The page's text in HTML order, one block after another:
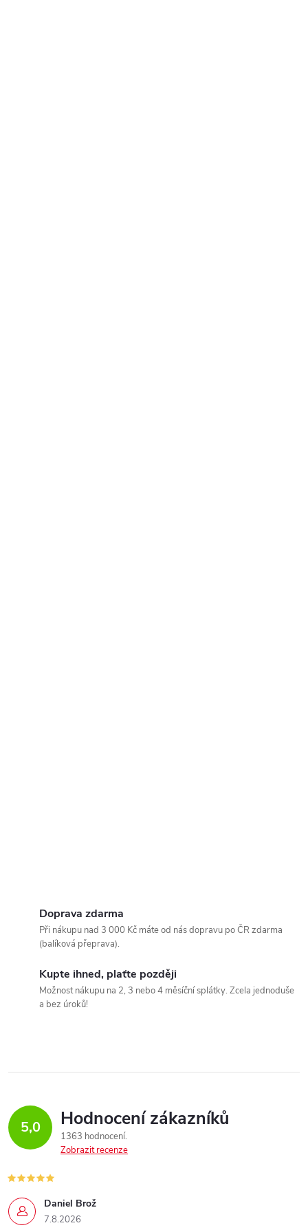
Doprava zdarma
Při nákupu nad 3 000 Kč máte od nás dopravu po ČR zdarma
(balíková přeprava).
Kupte ihned, plaťte později
Možnost nákupu na 2, 3 nebo 4 měsíční splátky. Zcela jednoduše
a bez úroků!
5,0 Hodnocení zákazníků
1363 hodnocení
Zobrazit recenze
Daniel Brož
7.8.2026